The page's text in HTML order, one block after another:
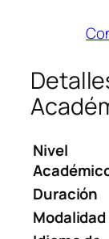
Nivel
Duración
Modalidad